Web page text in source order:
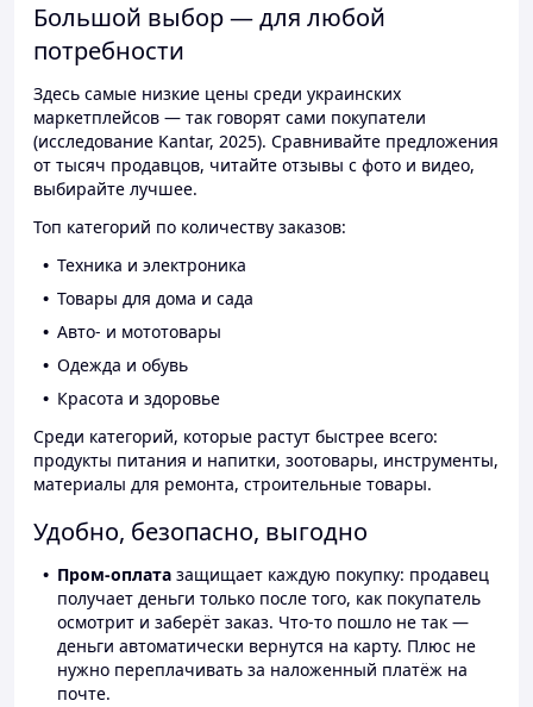
Большой выбор — для любой
потребности
Здесь самые низкие цены среди украинских
маркетплейсов — так говорят сами покупатели
(исследование Kantar, 2025). Сравнивайте предложения
от тысяч продавцов, читайте отзывы с фото и видео,
выбирайте лучшее.
Топ категорий по количеству заказов:
Техника и электроника
Товары для дома и сада
Авто- и мототовары
Одежда и обувь
Красота и здоровье
Среди категорий, которые растут быстрее всего:
продукты питания и напитки, зоотовары, инструменты,
материалы для ремонта, строительные товары.
Удобно, безопасно, выгодно
Пром-оплата защищает каждую покупку: продавец
получает деньги только после того, как покупатель
осмотрит и заберёт заказ. Что-то пошло не так —
деньги автоматически вернутся на карту. Плюс не
нужно переплачивать за наложенный платёж на
почте.